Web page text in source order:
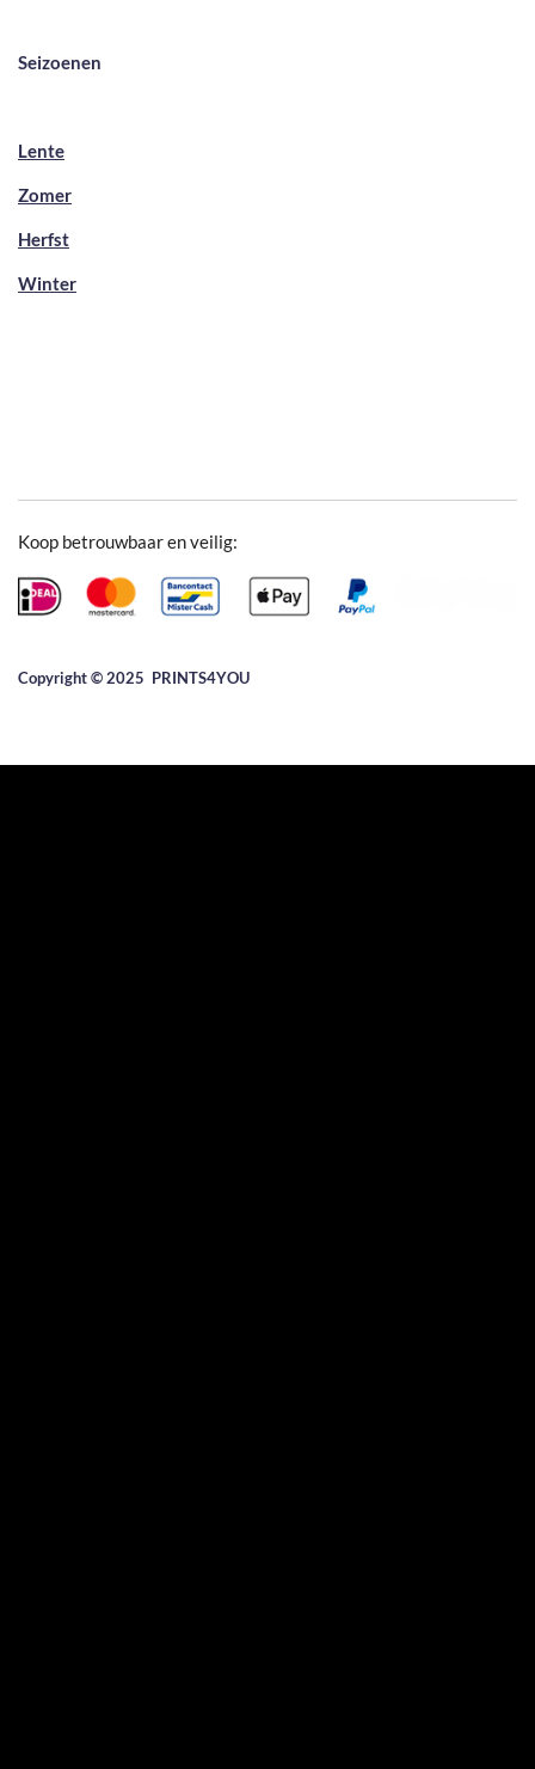
Seizoenen
Lente
Zomer
Herfst
Winter
Koop betrouwbaar en veilig:
Copyright © 2025 ​PRINTS4YOU